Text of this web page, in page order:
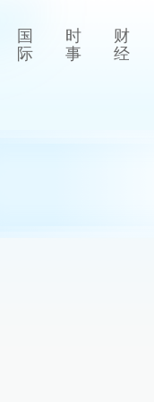
国
际
时
事
财
经